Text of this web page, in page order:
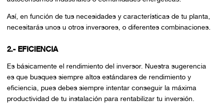
Así, en función de tus necesidades y características de tu planta,
necesitarás unos u otros inversores, o diferentes combinaciones.
2.- EFICIENCIA
Es básicamente el rendimiento del inversor. Nuestra sugerencia
es que busques siempre altos estándares de rendimiento y
eficiencia, pues debes siempre intentar conseguir la máxima
productividad de tu instalación para rentabilizar tu inversión.